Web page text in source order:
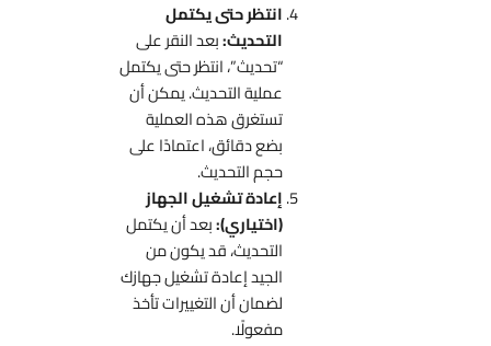
انتظر حتى يكتمل
التحديث:بعد النقر على
“تحديث”، انتظر حتى يكتمل
عملية التحديث. يمكن أن
تستغرق هذه العملية
بضع دقائق، اعتمادًا على
حجم التحديث.
إعادة تشغيل الجهاز
(اختياري):بعد أن يكتمل
التحديث، قد يكون من
الجيد إعادة تشغيل جهازك
لضمان أن التغييرات تأخذ
مفعولًا.